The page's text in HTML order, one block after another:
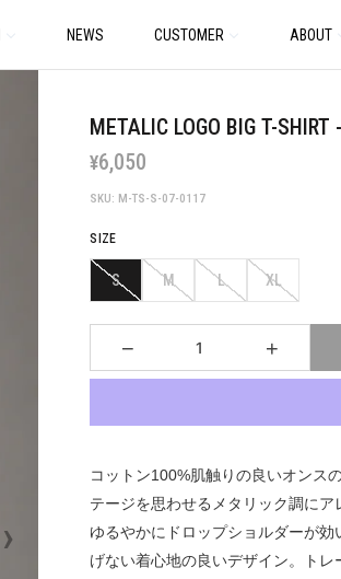
NEWS CUSTOMER ABOUT
›
METALIC LOGO BIG T-SHIRT
¥6,050
SKU: M-TS-S-07-0117
SIZE
S M L XL
− +
コットン100%肌触りの良いオンス
テージを思わせるメタリック調にア
ゆるやかにドロップショルダーが
げない着心地の良いデザイン。ト